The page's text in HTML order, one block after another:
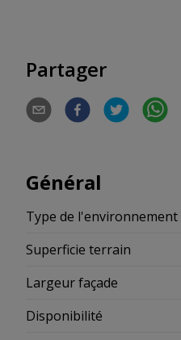
Partager
Général
Type de l'environnement
Superficie terrain
Largeur façade
Disponibilité